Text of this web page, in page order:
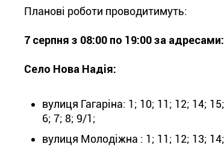
Планові роботи проводитимуть:
7 серпня з 08:00 по 19:00 за адресами:
Село Нова Надія:
вулиця Гагаріна: 1; 10; 11; 12; 14;
6; 7; 8; 9/1;
вулиця Молодіжна : 1; 11; 12; 13;